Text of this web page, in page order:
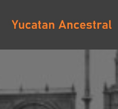
contenido
YUCATAN ANCESTRAL